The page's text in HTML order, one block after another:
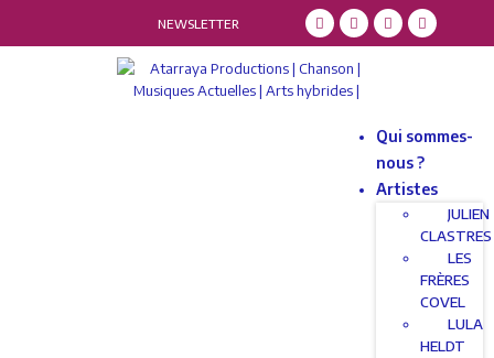
NEWSLETTER
Qui sommes-
nous ?
Artistes
JULIEN
CLASTRES
LES
FRÈRES
COVEL
LULA
HELDT